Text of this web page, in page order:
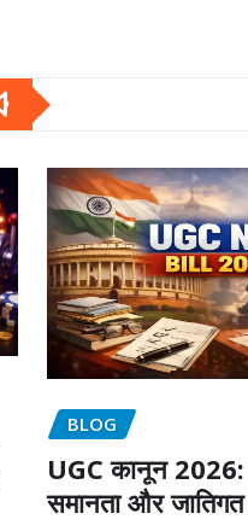
BLOG
UGC कानून 2026:
समानता और